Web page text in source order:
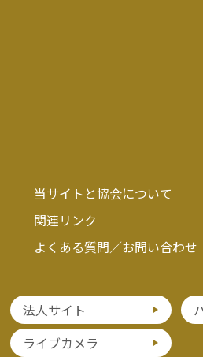
当サイトと協会について
関連リンク
よくある質問／お問い合わせ
法人サイト
ライブカメラ